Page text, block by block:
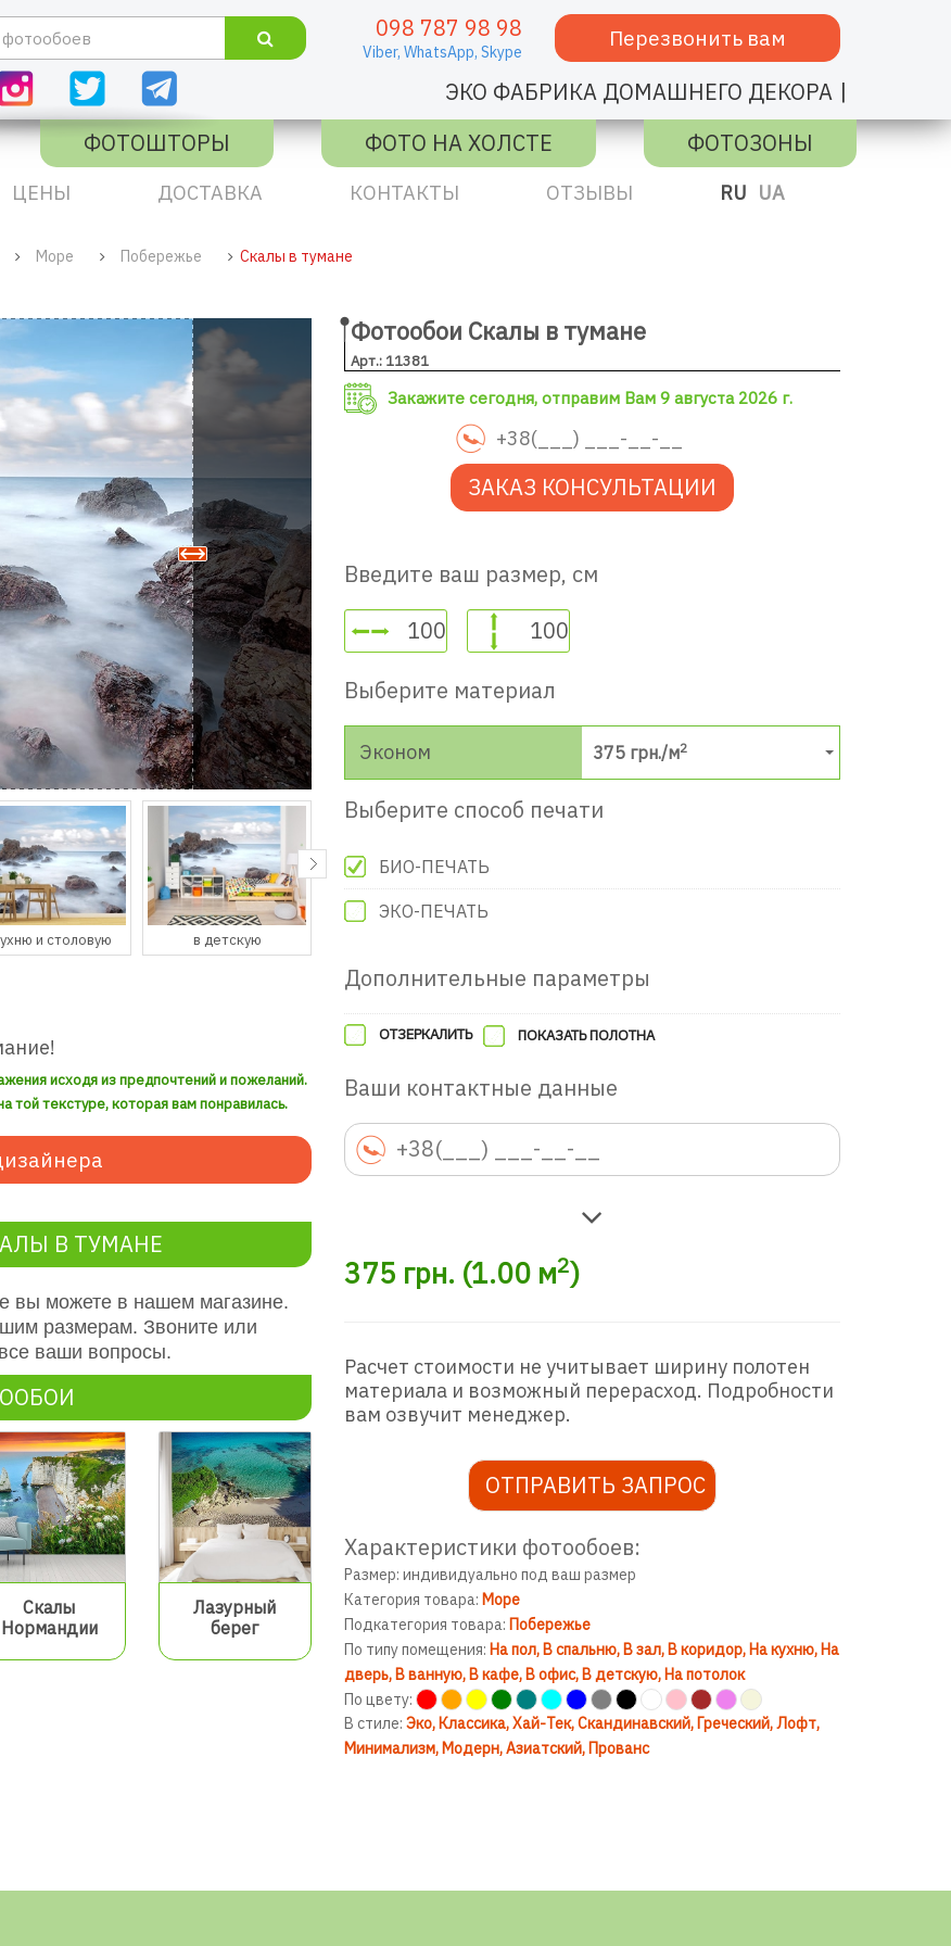
098 787 98 98
Viber, WhatsApp, Skype
Перезвонить вам
ЭКО ФАБРИКА ДОМАШНЕГО ДЕКОРА |
ФОТОШТОРЫ ФОТО НА ХОЛСТЕ ФОТОЗОНЫ
ЦЕНЫ ДОСТАВКА КОНТАКТЫ ОТЗЫВЫ RU UA
Море Побережье Скалы в тумане
в детскую в гостевую
исходя из предпочтений и пожеланий.
той текстуре, которая вам понравилась.
В ТУМАНЕ
вы можете в нашем магазине.
размерам. Звоните или
ваши вопросы.
Скалы
Нормандии
Лазурный
берег
Фотообои Скалы в тумане
Арт.: 11381
Закажите сегодня, отправим Вам 9 августа 2026 г.
ЗАКАЗ КОНСУЛЬТАЦИИ
Введите ваш размер, см
Выберите материал
Эконом 375 грн./м2
Выберите способ печати
БИО-ПЕЧАТЬ
ЭКО-ПЕЧАТЬ
Дополнительные параметры
ОТЗЕРКАЛИТЬ ПОКАЗАТЬ ПОЛОТНА
Ваши контактные данные
375 грн. (1.00м2)
Расчет стоимости не учитывает ширину полотен
материала и возможный перерасход. Подробности
вам озвучит менеджер.
ОТПРАВИТЬ ЗАПРОС
Характеристики фотообоев:
Размер: индивидуально под ваш размер
Категория товара: Море
Подкатегория товара: Побережье
По типу помещения: На пол В спальню В зал В коридор На кухню На
дверь В ванную В кафе В офис В детскую На потолок
По цвету:
В стиле: Эко Классика Хай-Тек Скандинавский Греческий Лофт
Минимализм Модерн Азиатский Прованс